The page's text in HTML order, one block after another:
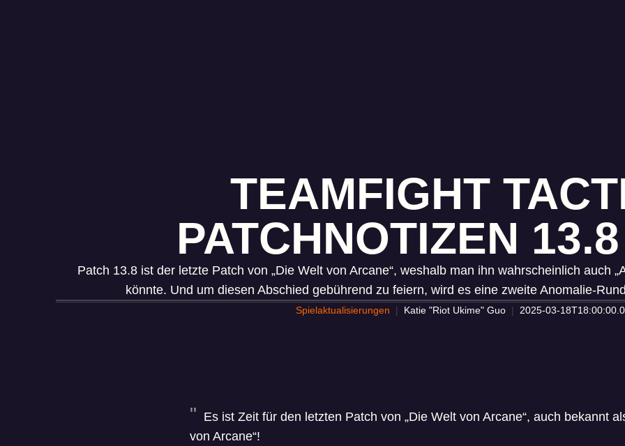
TEAMFIGHT
PATCHNOTIZEN
Patch 13.8 ist der letzte Patch von „Die Welt von Arcane“, weshalb man ihn wahrscheinlich auch
könnte. Und um diesen Abschied gebührend zu feiern, wird es eine zweite Anomalie-
Spielaktualisierungen Katie "Riot Ukime" Guo 2025-03-
Es ist Zeit für den letzten Patch von „Die Welt von Arcane“, auch bekannt
von Arcane“!